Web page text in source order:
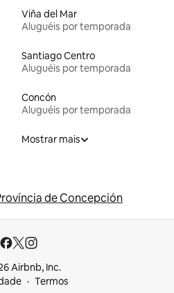
Viña del Mar
Aluguéis por temporada
Santiago Centro
Aluguéis por temporada
Concón
Aluguéis por temporada
Mostrar mais
de Concepción
Airbnb, Inc.
Termos